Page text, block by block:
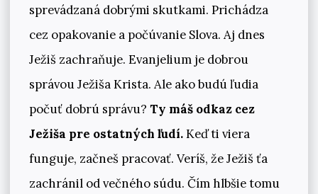
sprevádzaná dobrými skutkami. Prichádza
cez opakovanie a počúvanie Slova. Aj dnes
Ježiš zachraňuje. Evanjelium je dobrou
správou Ježiša Krista. Ale ako budú ľudia
počuť dobrú správu? Ty máš odkaz cez
Ježiša pre ostatných ľudí.Keď ti viera
funguje, začneš pracovať. Veríš, že Ježiš ťa
zachránil od večného súdu. Čím hlbšie tomu